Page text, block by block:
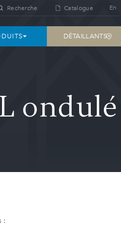
Recherche Catalogue En
DÉTAILLANTS
ondulé
: